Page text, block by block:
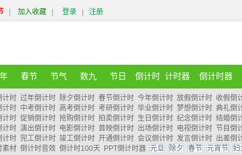
加入收藏 登录 注册
春节 节气 数九 节日 倒计时 计时器 倒计时器
计时 过年倒计时 除夕倒计时 春节倒计时 今年倒计时 放假倒计时 收假倒
计时 中考倒计时 高考倒计时 考研倒计时 毕业倒计时 梦想倒计时 典礼倒
计时 促销倒计时 抢购倒计时 拍卖倒计时 生日倒计时 纪念倒计时 结婚倒
计时 演出倒计时 电影倒计时 首映倒计时 出场倒计时 电视倒计时 节目倒
计时 完工倒计时 竣工倒计时 开通倒计时 会议倒计时 发言倒计时 出差倒
素材 倒计时音效 倒计时100天 PPT倒计时器 元旦 除夕 春节 元宵节 妇